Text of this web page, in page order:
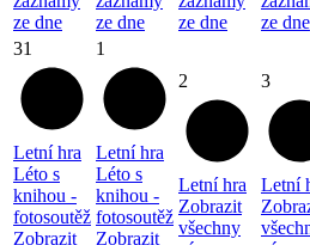
ze dne
ze dne
ze dne
ze dne
31
Letní hra
Léto s
knihou -
fotosoutěž
Zobrazit
1
Letní hra
Léto s
knihou -
fotosoutěž
Zobrazit
2
Letní hra
Zobrazit
všechny
3
Letní